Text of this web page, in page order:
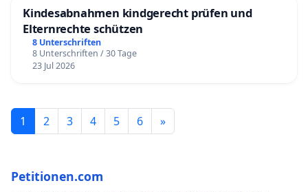
Kindesabnahmen kindgerecht prüfen und
Elternrechte schützen
8 Unterschriften
8 Unterschriften / 30 Tage
23 Jul 2026
1 2 3 4 5 6 »
Petitionen.com